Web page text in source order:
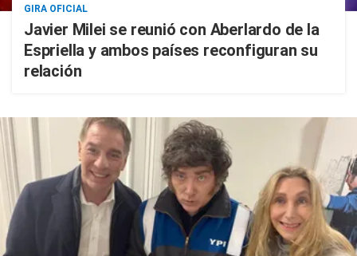
GIRA OFICIAL
Javier Milei se reunió con Aberlardo de la
Espriella y ambos países reconfiguran su
relación